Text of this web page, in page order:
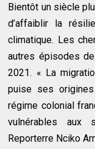
Bientôt un siècle
d’affaiblir la
climatique. Les
autres épisodes
2021. « La
puise ses
régime colonial
vulnérables aux
Reporterre Nciko